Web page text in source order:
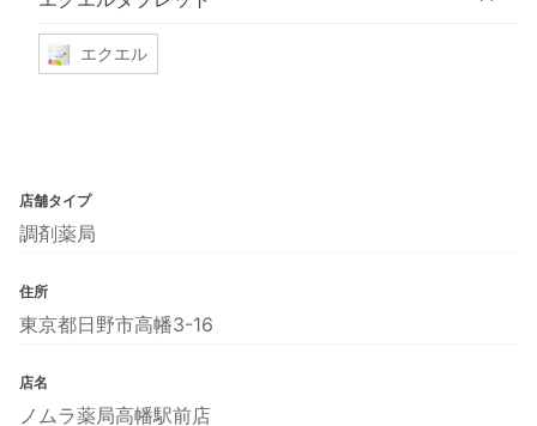
エクエル
店舗タイプ
調剤薬局
住所
東京都日野市高幡3-16
店名
ノムラ薬局高幡駅前店